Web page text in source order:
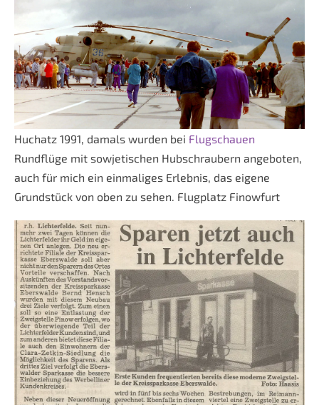
Huchatz 1991, damals wurden bei Flugschauen
Rundflüge mit sowjetischen Hubschraubern angeboten,
auch für mich ein einmaliges Erlebnis, das eigene
Grundstück von oben zu sehen. Flugplatz Finowfurt